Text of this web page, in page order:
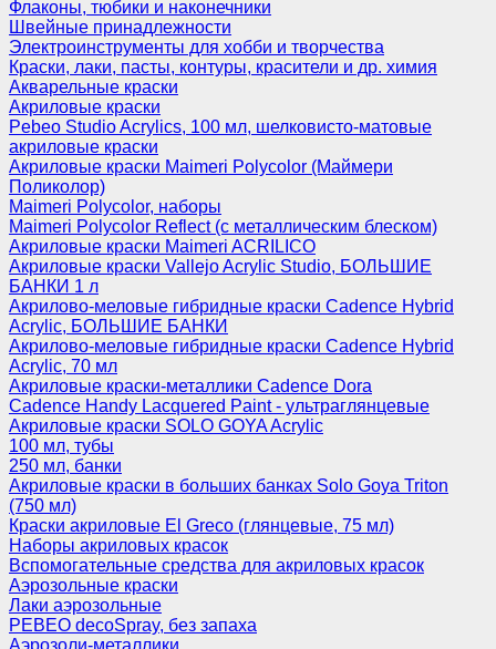
Флаконы, тюбики и наконечники
Швейные принадлежности
Электроинструменты для хобби и творчества
Краски, лаки, пасты, контуры, красители и др. химия
Акварельные краски
Акриловые краски
Pebeo Studio Acrylics, 100 мл, шелковисто-матовые
акриловые краски
Акриловые краски Maimeri Polycolor (Маймери
Поликолор)
Maimeri Polycolor, наборы
Maimeri Polycolor Reflect (с металлическим блеском)
Акриловые краски Maimeri ACRILICO
Акриловые краски Vallejo Acrylic Studio, БОЛЬШИЕ
БАНКИ 1 л
Акрилово-меловые гибридные краски Cadence Hybrid
Acrylic, БОЛЬШИЕ БАНКИ
Акрилово-меловые гибридные краски Cadence Hybrid
Acrylic, 70 мл
Акриловые краски-металлики Cadence Dora
Cadence Handy Lacquered Paint - ультраглянцевые
Акриловые краски SOLO GOYA Acrylic
100 мл, тубы
250 мл, банки
Акриловые краски в больших банках Solo Goya Triton
(750 мл)
Краски акриловые El Greco (глянцевые, 75 мл)
Наборы акриловых красок
Вспомогательные средства для акриловых красок
Аэрозольные краски
Лаки аэрозольные
PEBEO decoSpray, без запаха
Аэрозоли-металлики